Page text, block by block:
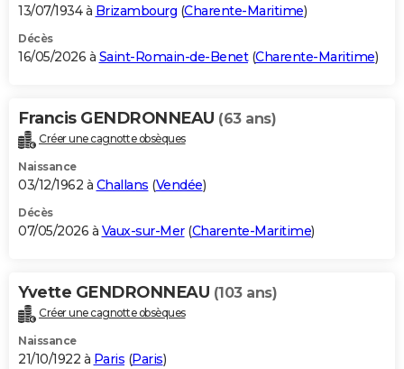
GUIDES D'ACHAT
BONS PLANS
Carte de Noël
Carte Bonne année
Carte Saint-Valentin
Carte Pâques
Carte d'anniversaire
DICTIONNAIRE
Dictionnaire
Biographies
Citations
Expressions
Proverbes
PROGRAMME TV
S'inscrire
Se connecter
Lycées
Collèges
Primaires
Universités
Entreprises
Service militaire
Avis de recherche
AVIS DE DÉCÈS
Bricolage
Lifestyle
Culture
Sport
Auto
Television
Voyage
Cinema
13/07/1934 à Brizambourg (Charente-Maritime)
Décès
16/05/2026 à Saint-Romain-de-Benet(Charente-Maritime)
Francis GENDRONNEAU (63 ans)
Créer une cagnotte obsèques
Naissance
03/12/1962 à Challans (Vendée)
Décès
07/05/2026 à Vaux-sur-Mer(Charente-Maritime)
Yvette GENDRONNEAU (103 ans)
Créer une cagnotte obsèques
Naissance
21/10/1922 à Paris (Paris)